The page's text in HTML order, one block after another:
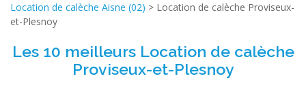
Location de calèche Aisne (02) > Location de calèche Proviseux-
et-Plesnoy
Les 10 meilleurs Location de calèche
Proviseux-et-Plesnoy